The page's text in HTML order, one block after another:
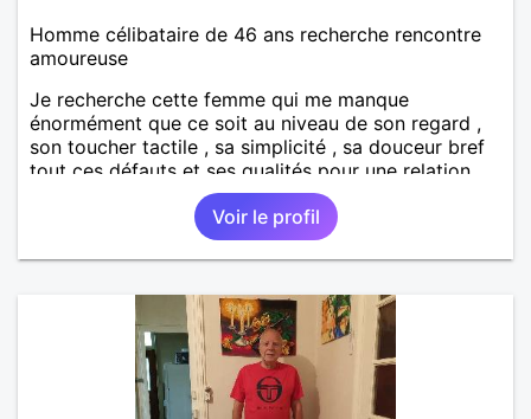
Homme célibataire de 46 ans recherche rencontre
amoureuse
Je recherche cette femme qui me manque
énormément que ce soit au niveau de son regard ,
son toucher tactile , sa simplicité , sa douceur bref
tout ces défauts et ses qualités pour une relation
Voir le profil